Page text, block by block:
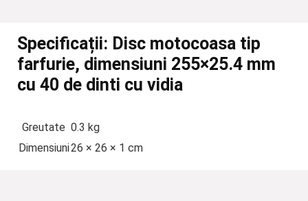
Specificații: Disc motocoasa tip
farfurie, dimensiuni 255×25.4 mm
cu 40 de dinti cu vidia
Greutate 0.3 kg
Dimensiuni26 × 26 × 1 cm